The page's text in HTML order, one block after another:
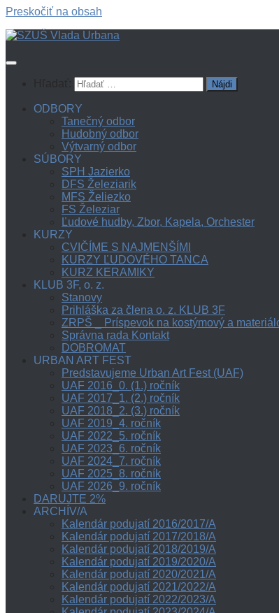
Preskočiť na obsah
ODBORY
Tanečný odbor
Hudobný odbor
Výtvarný odbor
SÚBORY
SPH Jazierko
DFS Železiarik
MFS Želiezko
FS Železiar
Ľudové hudby, Zbor, Kapela, Orchester
KURZY
CVIČÍME S NAJMENŠÍMI
KURZY ĽUDOVÉHO TANCA
KURZ KERAMIKY
KLUB 3F, o. z.
Stanovy
Prihláška za člena o. z. KLUB 3F
ZRPŠ _ Príspevok na kostýmový a
Správna rada Kontakt
DOBROMAT
URBAN ART FEST
Predstavujeme Urban Art Fest (UAF)
UAF 2016_0. (1.) ročník
UAF 2017_1. (2.) ročník
UAF 2018_2. (3.) ročník
UAF 2019_4. ročník
UAF 2022_5. ročník
UAF 2023_6. ročník
UAF 2024_7. ročník
UAF 2025_8. ročník
UAF 2026_9. ročník
DARUJTE 2%
ARCHÍV/A
Kalendár podujatí 2016/2017/A
Kalendár podujatí 2017/2018/A
Kalendár podujatí 2018/2019/A
Kalendár podujatí 2019/2020/A
Kalendár podujatí 2020/2021/A
Kalendár podujatí 2021/2022/A
Kalendár podujatí 2022/2023/A